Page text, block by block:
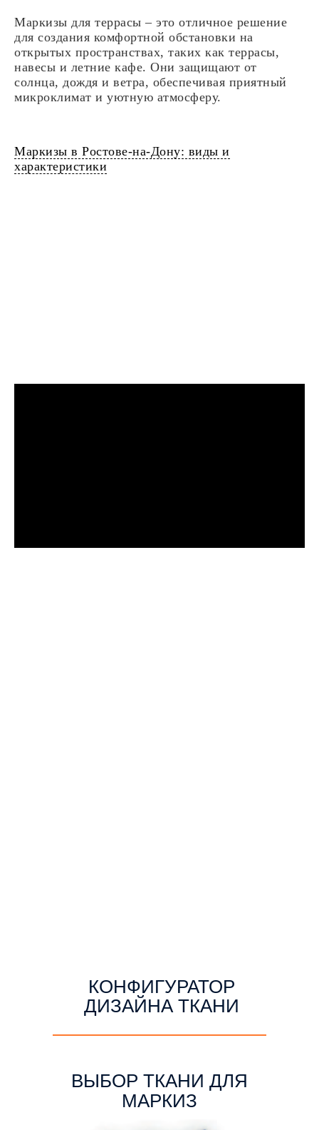
Маркизы для террасы – это отличное решение
для создания комфортной обстановки на
открытых пространствах, таких как террасы,
навесы и летние кафе. Они защищают от
солнца, дождя и ветра, обеспечивая приятный
микроклимат и уютную атмосферу.
Маркизы в Ростове-на-Дону: виды и
характеристики
КОНФИГУРАТОР
ДИЗАЙНА ТКАНИ
ВЫБОР ТКАНИ ДЛЯ
МАРКИЗ
РАССЧИТАЙТЕ